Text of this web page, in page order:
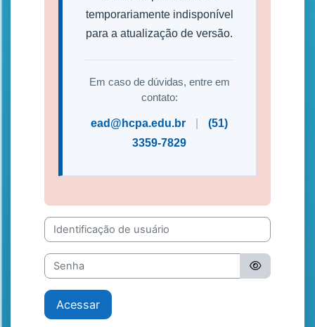
temporariamente indisponível
para a atualização de versão.
Em caso de dúvidas, entre em
contato:
ead@hcpa.edu.br
(51)
3359-7829
Identificação de usuário
Senha
Acessar